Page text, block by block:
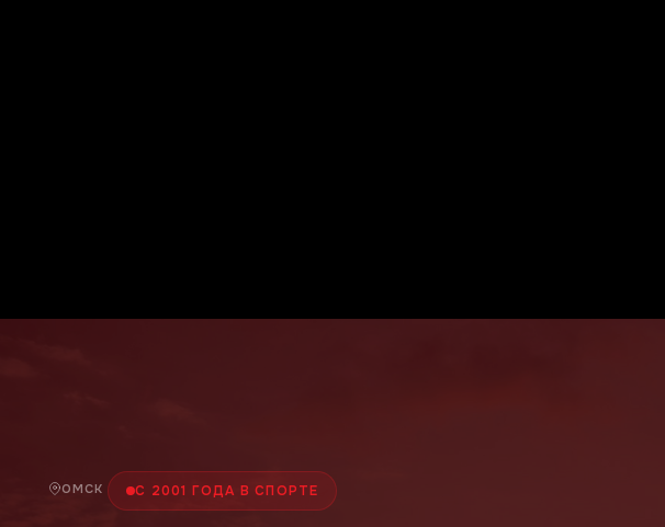
ОМСК С 2001 ГОДА В СПОРТЕ